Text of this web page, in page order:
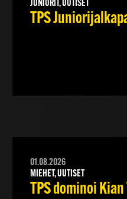
JUNIORIT, UUTISET
TPS
01.08.2026
MIEHET, UUTISET
TPS dominoi